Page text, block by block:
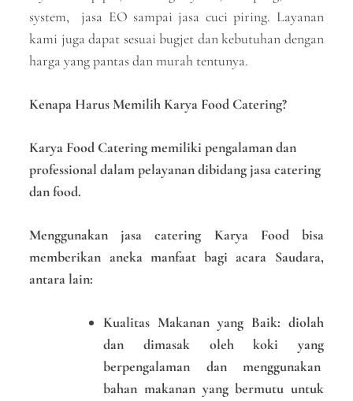
system, jasa EO sampai jasa cuci piring. Layanan
kami juga dapat sesuai bugjet dan kebutuhan dengan
harga yang pantas dan murah tentunya.
Kenapa Harus Memilih Karya Food Catering?
Karya Food Catering memiliki pengalaman dan
professional dalam pelayanan dibidang jasa catering
dan food.
Menggunakan jasa catering Karya Food bisa
memberikan aneka manfaat bagi acara Saudara,
antara lain:
Kualitas Makanan yang Baik: diolah
dan dimasak oleh koki yang
berpengalaman dan menggunakan
bahan makanan yang bermutu untuk